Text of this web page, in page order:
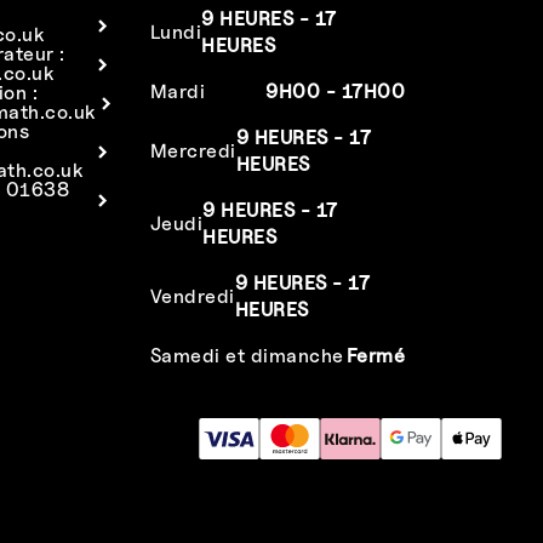
:
:
01638
Lundi
9 HEURES - 17
HEURES
Mardi
9H00 - 17H00
Mercredi
9 HEURES - 17
HEURES
Jeudi
9 HEURES - 17
HEURES
Vendredi
9 HEURES - 17
HEURES
Samedi et dimanche Fermé